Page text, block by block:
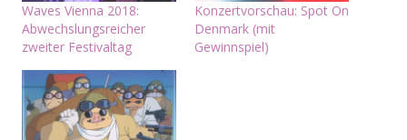
Waves Vienna 2018:
Abwechslungsreicher
zweiter Festivaltag
Konzertvorschau: Spot On
Denmark (mit
Gewinnspiel)